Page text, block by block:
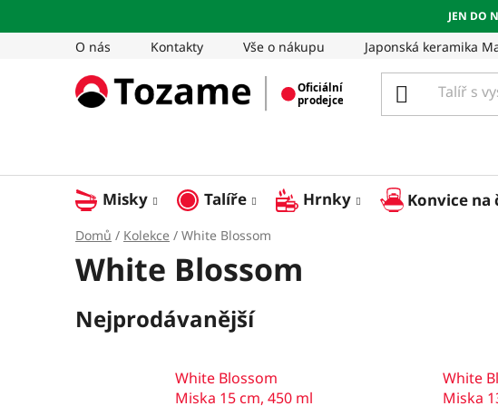
na
JEN DO
O nás Kontakty Vše o nákupu Japonská keramika
Misky Talíře Hrnky Konvice na
Domů / Kolekce / White Blossom
White Blossom
Nejprodávanější
White Blossom
Miska 15 cm, 450 ml
White
Miska